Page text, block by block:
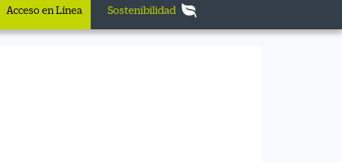
Acceso en Línea Sostenibilidad